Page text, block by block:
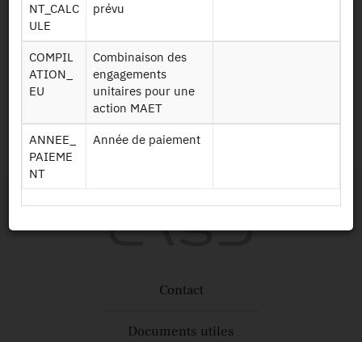
Mae rdr2
v1base
du RDR2 (entre
2007 et 2014)
NT_CALC
ULE
prévu
COMPIL
ATION_
EU
Combinaison des
engagements
unitaires pour une
action MAET
ANNEE_
PAIEME
NT
Année de paiement
Identifiant persistant
2007-2014 : https://doi.org/10.34724/CASD.290.2486.V1
Contact
Documents utiles